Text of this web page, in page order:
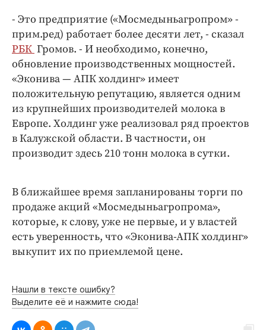
- Это предприятие («Мосмедыньагропром» -
прим.ред) работает более десяти лет, - сказал
РБК Громов. - И необходимо, конечно,
обновление производственных мощностей.
«Эконива — АПК холдинг» имеет
положительную репутацию, является одним
из крупнейших производителей молока в
Европе. Холдинг уже реализовал ряд проектов
в Калужской области. В частности, он
производит здесь 210 тонн молока в сутки.
В ближайшее время запланированы торги по
продаже акций «Мосмедыньагропрома»,
которые, к слову, уже не первые, и у властей
есть уверенность, что «Эконива-АПК холдинг»
выкупит их по приемлемой цене.
Нашли в тексте ошибку?
Выделите её и нажмите сюда!